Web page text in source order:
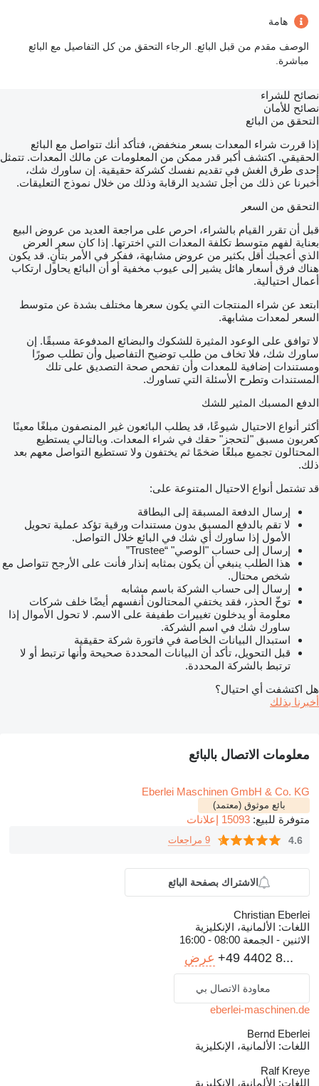
هامة
الوصف مقدم من قبل البائع. الرجاء التحقق من كل التفاصيل مع البائع
مباشرة.
نصائح للشراء
نصائح للأمان
التحقق من البائع
إذا قررت شراء المعدات بسعر منخفض، فتأكد أنك تتواصل مع البائع
الحقيقي. اكتشف أكبر قدر ممكن من المعلومات عن مالك المعدات. تتمثل
إحدى طرق الغش في تقديم نفسك كشركة حقيقية. إن ساورك شك،
أخبرنا عن ذلك من أجل تشديد الرقابة وذلك من خلال نموذج التعليقات.
التحقق من السعر
قبل أن تقرر القيام بالشراء، احرص على مراجعة العديد من عروض البيع
بعناية لفهم متوسط تكلفة المعدات التي اخترتها. إذا كان سعر العرض
الذي أعجبك أقل بكثير من عروض مشابهة، ففكر في الأمر بتأنٍ. قد يكون
هناك فرق أسعار هائل يشير إلى عيوب مخفية أو أن البائع يحاول ارتكاب
أعمال احتيالية.
ابتعد عن شراء المنتجات التي يكون سعرها مختلف بشدة عن متوسط
السعر لمعدات مشابهة.
لا توافق على الوعود المثيرة للشكوك والبضائع المدفوعة مسبقًا. إن
ساورك شك، فلا تخاف من طلب توضيح التفاصيل وأن تطلب صورًا
ومستندات إضافية للمعدات وأن تفحص صحة التصديق على تلك
المستندات وتطرح الأسئلة التي تساورك.
الدفع المسبك المثير للشك
أكثر أنواع الاحتيال شيوعًا، قد يطلب البائعون غير المنصفون مبلغًا معينًا
كعربون مسبق "لتحجز" حقك في شراء المعدات. وبالتالي يستطيع
المحتالون تجميع مبلغًا ضخمًا ثم يختفون ولا تستطيع التواصل معهم بعد
ذلك.
قد تشتمل أنواع الاحتيال المتنوعة على:
إرسال الدفعة المسبقة إلى البطاقة
لا تقم بالدفع المسبق بدون مستندات ورقية تؤكد عملية تحويل
الأمول إذا ساورك أي شك في البائع خلال التواصل.
إرسال إلى حساب "الوصي" “Trustee”
هذا الطلب ينبغي أن يكون بمثابه إنذار فأنت على الأرجح تتواصل مع
شخص محتال.
إرسال إلى حساب الشركة باسم مشابه
توخّ الحذر، فقد يختفي المحتالون أنفسهم أيضًا خلف شركات
معلومة أو يدخلون تغييرات طفيفة على الاسم. لا تحول الأموال إذا
ساورك شك في اسم الشركة.
استبدال البيانات الخاصة في فاتورة شركة حقيقية
قبل التحويل، تأكد أن البيانات المحددة صحيحة وأنها ترتبط أو لا
ترتبط بالشركة المحددة.
هل اكتشفت أي احتيال؟
أخبرنا بذلك
معلومات الاتصال بالبائع
Eberlei Maschinen GmbH & Co. KG
بائع موثوق (معتمد)
متوفرة للبيع: 15093 إعلانات
4.6 9 مراجعات
الاشتراك بصفحة البائع
Christian Eberlei
اللغات: الألمانية، الإنكليزية
الاثنين - الجمعة 08:00 - 16:00
+49 4402 8... عرض
معاودة الاتصال بي
eberlei-maschinen.de
Bernd Eberlei
اللغات: الألمانية، الإنكليزية
Ralf Kreye
اللغات: الألمانية، الإنكليزية